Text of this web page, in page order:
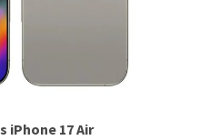
iPhone 17 Air